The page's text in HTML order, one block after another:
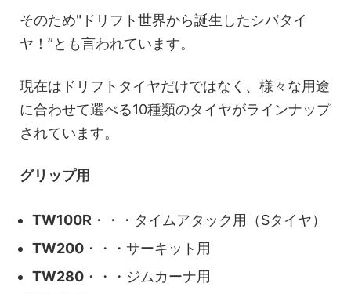
そのため"ドリフト世界から誕生したシバタイ
ヤ！”とも言われています。
現在はドリフトタイヤだけではなく、様々な用途
に合わせて選べる10種類のタイヤがラインナップ
されています。
グリップ用
TW100R ・・・タイムアタック用（Sタイヤ）
TW200 ・・・サーキット用
TW280 ・・・ジムカーナ用